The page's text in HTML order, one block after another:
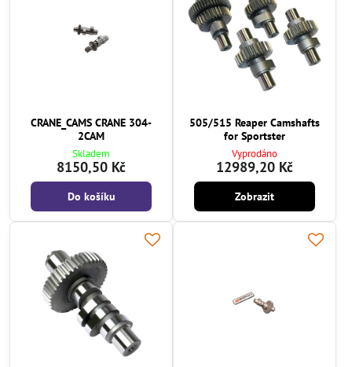
CRANE_CAMS CRANE 304-
2CAM
Skladem
8150,50 Kč
Do košíku
505/515 Reaper Camshafts
for Sportster
Vyprodáno
12989,20 Kč
Zobrazit